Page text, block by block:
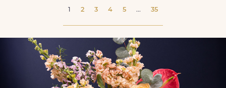
1 2 3 4 5 ... 35